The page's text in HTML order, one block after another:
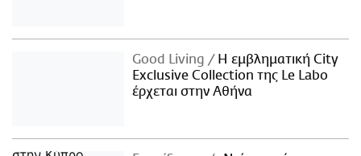
Good Living
Η εμβληματική City
Exclusive Collection της Le Labo
έρχεται στην Αθήνα